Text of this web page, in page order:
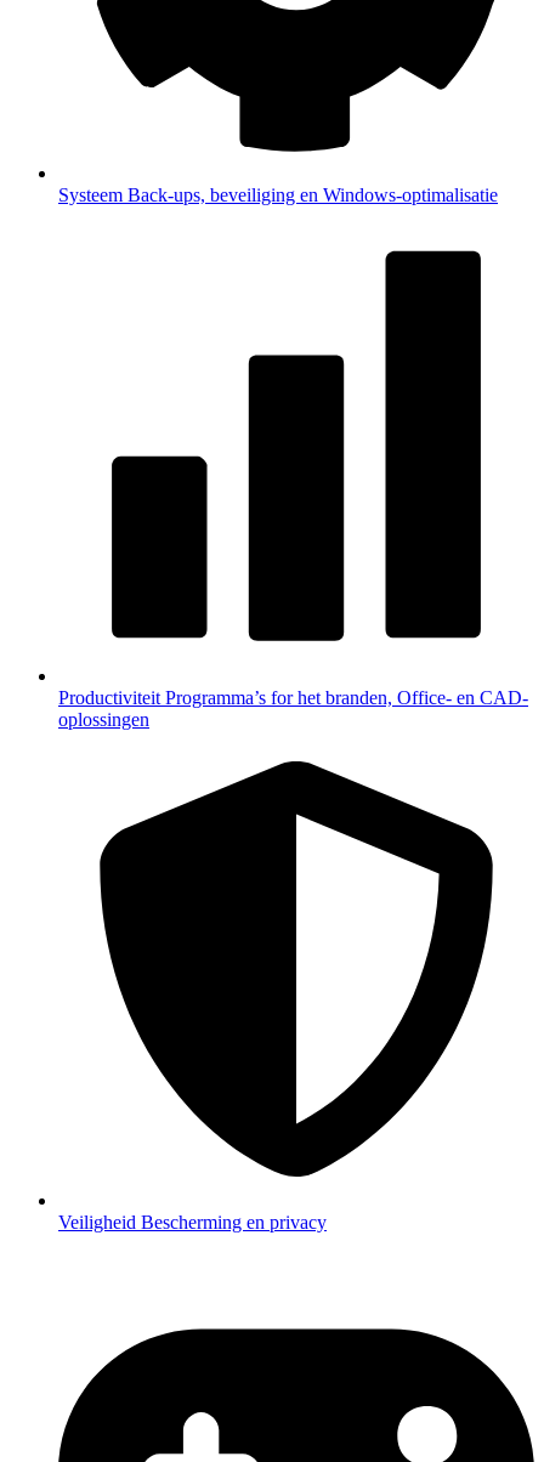
Systeem Back-ups, beveiliging en Windows-optimalisatie
Productiviteit Programma’s for het branden, Office- en CAD-
oplossingen
Veiligheid Bescherming en privacy